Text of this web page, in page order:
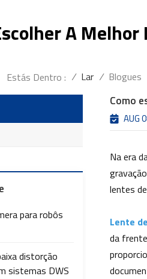
A Melhor
Estás Dentro : / Lar / Blogues
Como
AUG
Na era
lentes
Lente
da
para robôs
distorção
sistemas DWS